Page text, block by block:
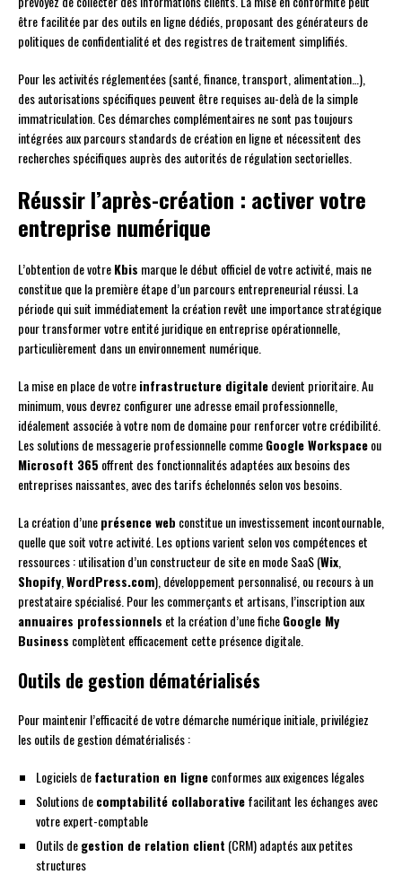
être facilitée par des outils en ligne dédiés, proposant des générateurs de
politiques de confidentialité et des registres de traitement simplifiés.
Pour les activités réglementées (santé, finance, transport, alimentation…),
des autorisations spécifiques peuvent être requises au-delà de la simple
immatriculation. Ces démarches complémentaires ne sont pas toujours
intégrées aux parcours standards de création en ligne et nécessitent des
recherches spécifiques auprès des autorités de régulation sectorielles.
Réussir l’après-création : activer votre
entreprise numérique
L’obtention de votreKbis marque le début officiel de votre activité, mais ne
constitue que la première étape d’un parcours entrepreneurial réussi. La
période qui suit immédiatement la création revêt une importance stratégique
pour transformer votre entité juridique en entreprise opérationnelle,
particulièrement dans un environnement numérique.
La mise en place de votreinfrastructure digitaledevient prioritaire. Au
minimum, vous devrez configurer une adresse email professionnelle,
idéalement associée à votre nom de domaine pour renforcer votre crédibilité.
Les solutions de messagerie professionnelle commeGoogle Workspaceou
Microsoft 365 offrent des fonctionnalités adaptées aux besoins des
entreprises naissantes, avec des tarifs échelonnés selon vos besoins.
La création d’uneprésence web constitue un investissement incontournable,
quelle que soit votre activité. Les options varient selon vos compétences et
ressources : utilisation d’un constructeur de site en mode SaaS (Wix
Shopify WordPress.com), développement personnalisé, ou recours à un
prestataire spécialisé. Pour les commerçants et artisans, l’inscription aux
annuaires professionnels et la création d’une ficheGoogle My
Business complètent efficacement cette présence digitale.
Outils de gestion dématérialisés
Pour maintenir l’efficacité de votre démarche numérique initiale, privilégiez
les outils de gestion dématérialisés :
Logiciels defacturation en ligneconformes aux exigences légales
Solutions decomptabilité collaborativefacilitant les échanges avec
votre expert-comptable
Outils degestion de relation client (CRM) adaptés aux petites
structures